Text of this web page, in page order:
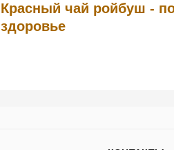
Красный чай ройбуш -
здоровье